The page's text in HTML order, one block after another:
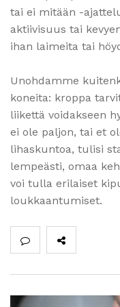
tai ei mitään -
aktiivisuus tai
ihan laimeita tai
Unohdamme
koneita: kroppa
liikettä voidakseen
ei ole paljon, tai et
lihaskuntoa, tulisi
lempeästi, omaa
voi tulla erilaiset
loukkaantumiset.